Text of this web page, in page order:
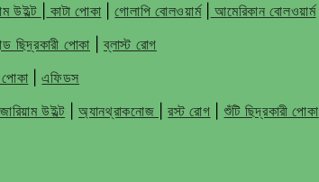
উইল্ট কাটা পোকা |গোলাপি বোলওয়ার্ম|
আমেরিকান বোলওয়ার্ম
ছিদ্রকারী পোকা |ব্লাস্ট রোগ
পোকা |এফিডস
উইল্ট |অ্যানথ্রাকনোজ |রস্ট রোগ শুঁটি ছিদ্রকারী পোকা